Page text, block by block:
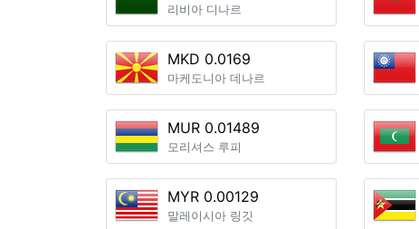
리비아 디나르
MKD 0.0169
마케도니아 데나르
MUR 0.01489
모리셔스 루피
MYR 0.00129
말레이시아 링깃